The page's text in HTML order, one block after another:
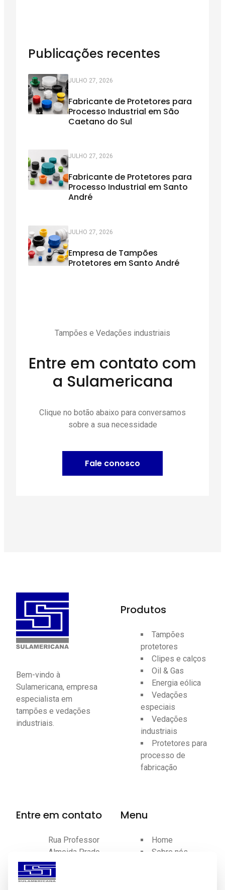
Publicações recentes
JULHO 27, 2026
Fabricante de Protetores para
Processo Industrial em São
Caetano do Sul
JULHO 27, 2026
Fabricante de Protetores para
Processo Industrial em Santo
André
JULHO 27, 2026
Empresa de Tampões
Protetores em Santo André
Tampões e Vedações industriais
Entre em contato com
a Sulamericana
Clique no botão abaixo para conversamos
sobre a sua necessidade
Fale conosco
Bem-vindo à
Sulamericana, empresa
especialista em
tampões e vedações
industriais.
Produtos
Tampões
protetores
Clipes e calços
Oil & Gas
Energia eólica
Vedações
especiais
Vedações
industriais
Protetores para
processo de
fabricação
Entre em contato
Rua Professor
Almeida Prado,
41 - Planalto -
São Bernardo
Menu
Home
Sobre nós